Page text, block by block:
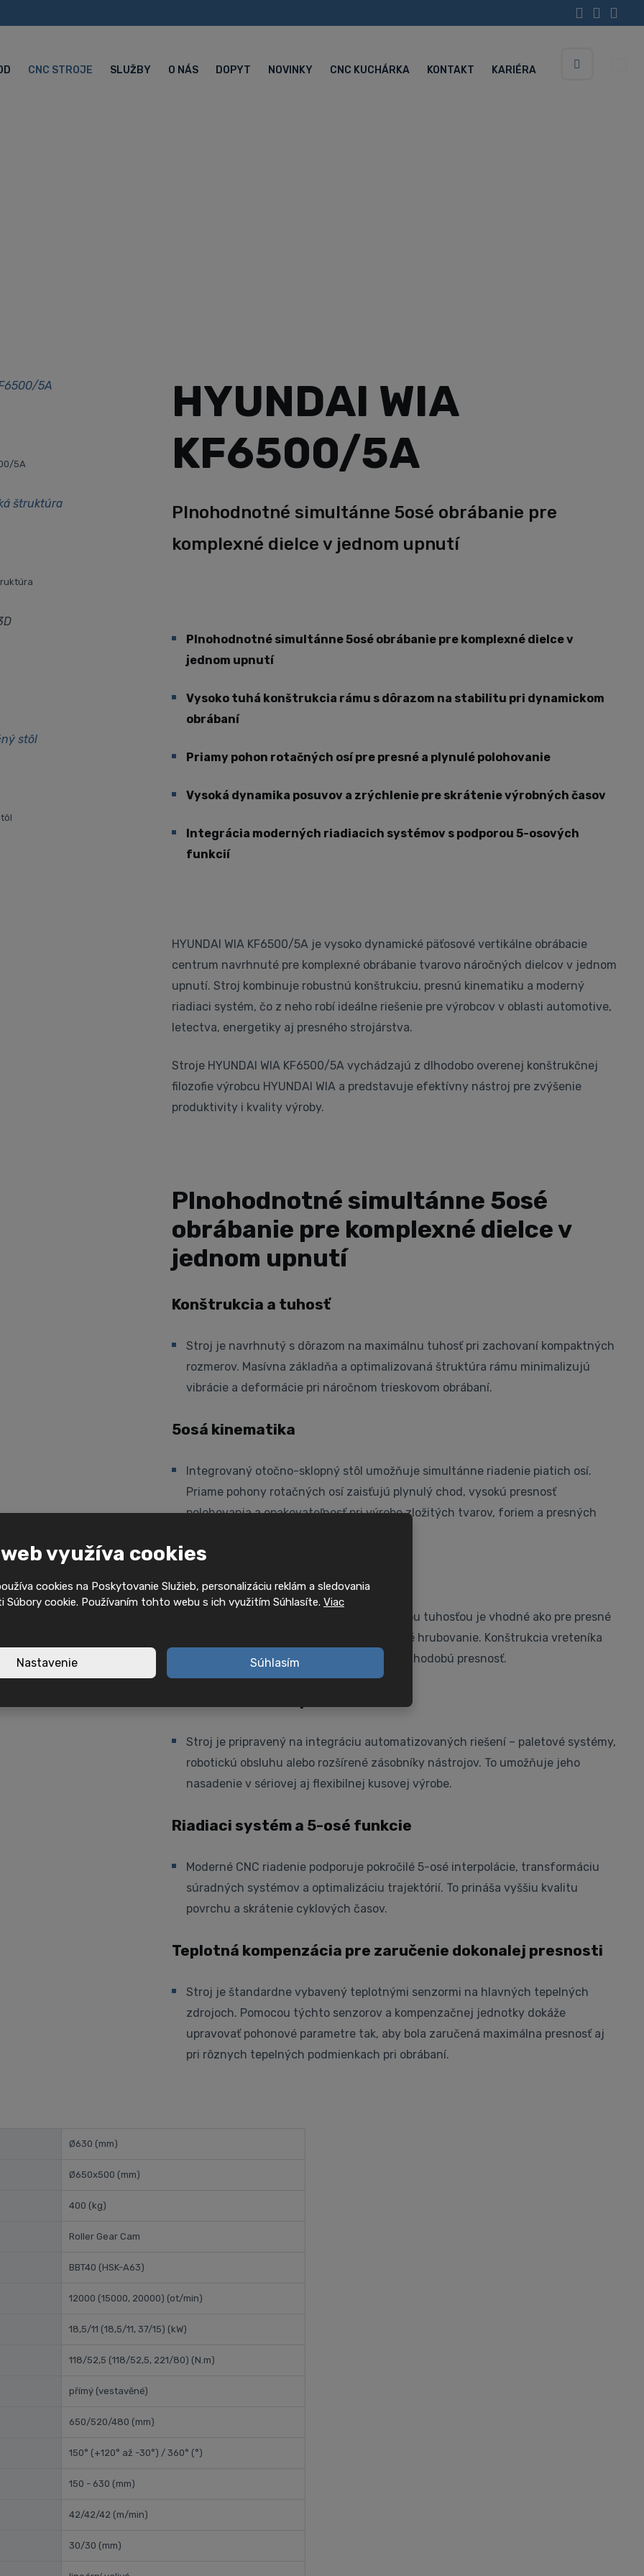
CNC STROJE SLUŽBY O NÁS DOPYT NOVINKY CNC KUCHÁRKA KONTAKT KARIÉRA
5A
HYUNDAI WIA
KF6500/5A
Plnohodnotné simultánne 5osé obrábanie pre
komplexné dielce v jednom upnutí
Plnohodnotné simultánne 5osé obrábanie pre komplexné dielce v
jednom upnutí
Vysoko tuhá konštrukcia rámu s dôrazom na stabilitu pri dynamickom
obrábaní
Priamy pohon rotačných osí pre presné a plynulé polohovanie
Vysoká dynamika posuvov a zrýchlenie pre skrátenie výrobných časov
Integrácia moderných riadiacich systémov s podporou 5-osových
funkcií
HYUNDAI WIA KF6500/5A je vysoko dynamické päťosové vertikálne obrábacie
centrum navrhnuté pre komplexné obrábanie tvarovo náročných dielcov v jednom
upnutí. Stroj kombinuje robustnú konštrukciu, presnú kinematiku a moderný
riadiaci systém, čo z neho robí ideálne riešenie pre výrobcov v oblasti automotive,
letectva, energetiky aj presného strojárstva.
Stroje HYUNDAI WIA KF6500/5A vychádzajú z dlhodobo overenej konštrukčnej
filozofie výrobcu HYUNDAI WIA a predstavuje efektívny nástroj pre zvýšenie
produktivity i kvality výroby.
Plnohodnotné simultánne 5osé
obrábanie pre komplexné dielce v
jednom upnutí
Konštrukcia a tuhosť
Stroj je navrhnutý s dôrazom na maximálnu tuhosť pri zachovaní kompaktných
rozmerov. Masívna základňa a optimalizovaná štruktúra rámu minimalizujú
vibrácie a deformácie pri náročnom trieskovom obrábaní.
5osá kinematika
Integrovaný otočno-sklopný stôl umožňuje simultánne riadenie piatich osí.
Priame pohony rotačných osí zaisťujú plynulý chod, vysokú presnosť
polohovania a opakovateľnosť pri výrobe zložitých tvarov, foriem a presných
Vysokootáčkové vreteno s optimalizovanou tuhosťou je vhodné ako pre presné
dokončovacie operácie, tak aj pre výkonné hrubovanie. Konštrukcia vreteníka
podporuje stabilné teplotné správanie a dlhodobú presnosť.
Stroj je pripravený na integráciu automatizovaných riešení – paletové systémy,
robotickú obsluhu alebo rozšírené zásobníky nástrojov. To umožňuje jeho
nasadenie v sériovej aj flexibilnej kusovej výrobe.
Riadiaci systém a 5-osé funkcie
Moderné CNC riadenie podporuje pokročilé 5-osé interpolácie, transformáciu
súradných systémov a optimalizáciu trajektórií. To prináša vyššiu kvalitu
povrchu a skrátenie cyklových časov.
Teplotná kompenzácia pre zaručenie dokonalej presnosti
Stroj je štandardne vybavený teplotnými senzormi na hlavných tepelných
zdrojoch. Pomocou týchto senzorov a kompenzačnej jednotky dokáže
upravovať pohonové parametre tak, aby bola zaručená maximálna presnosť aj
pri rôznych tepelných podmienkach pri obrábaní.
Ø630 (mm)
Ø650x500 (mm)
400 (kg)
Roller Gear Cam
BBT40 (HSK-A63)
12000 (15000, 20000) (ot/min)
18,5/11 (18,5/11, 37/15) (kW)
118/52,5 (118/52,5, 221/80) (N.m)
přímý (vestavěné)
650/520/480 (mm)
150° (+120° až -30°) / 360° (°)
150 - 630 (mm)
42/42/42 (m/min)
30/30 (mm)
využíva cookies
cookies na Poskytovanie Služieb, personalizáciu reklám a sledovania
Súbory cookie. Používaním tohto webu s ich využitím Súhlasíte. Viac
Nastavenie Súhlasím